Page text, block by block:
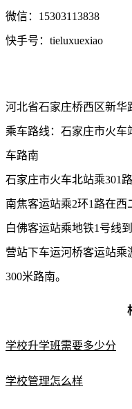
微信：15303113838
快手号：tieluxuexiao
河北省石家庄桥西区新华
乘车路线：石家庄市火车
车路南
石家庄市火车北站乘301
南焦客运站乘2环1路在西
白佛客运站乘地铁1号线
营站下车运河桥客运站乘
300米路南。
学校升学班需要多少分
学校管理怎么样